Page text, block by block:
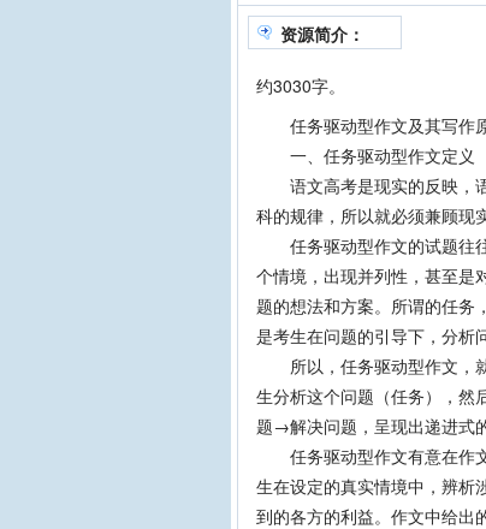
资源简介：
约3030字。
任务驱动型作文及其写作
一、任务驱动型作文定义
语文高考是现实的反映，语
科的规律，所以就必须兼顾现
任务驱动型作文的试题往往
个情境，出现并列性，甚至是
题的想法和方案。所谓的任务
是考生在问题的引导下，分析
所以，任务驱动型作文，就
生分析这个问题（任务），
题→解决问题，呈现出递进式
任务驱动型作文有意在作文
生在设定的真实情境中，辨析
到的各方的利益。作文中给出